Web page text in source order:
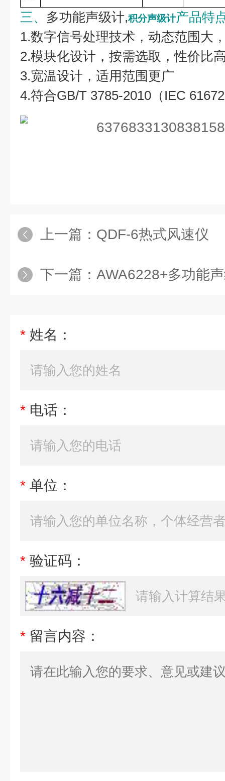
三、 多功能声级计,积分声级计产品特
1.数字信号处理技术，动态范围大
2.模块化设计，按需选取，性价比
3.宽温设计，适用范围更广
4.符合GB/T 3785-2010（IEC
上一篇： QDF-6热式风速仪
下一篇： AWA6228+多功能
* 姓名：
* 电话：
* 单位：
* 验证码：
* 留言内容：